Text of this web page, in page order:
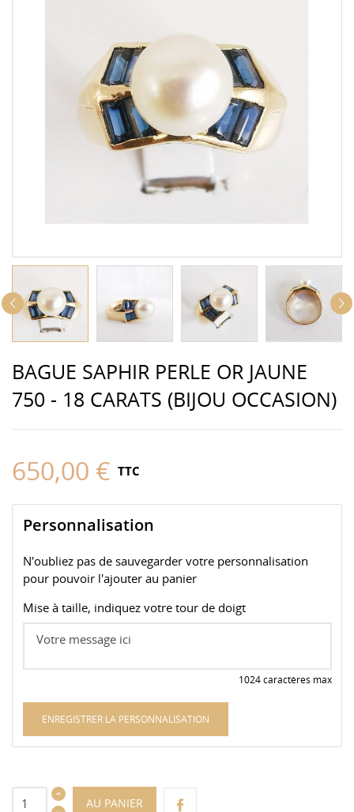
BAGUE SAPHIR PERLE OR JAUNE
750 - 18 CARATS (BIJOU OCCASION)
650,00 € TTC
Personnalisation
N'oubliez pas de sauvegarder votre personnalisation
pour pouvoir l'ajouter au panier
Mise à taille, indiquez votre tour de doigt
1024 caractères max
ENREGISTRER LA PERSONNALISATION
AU PANIER